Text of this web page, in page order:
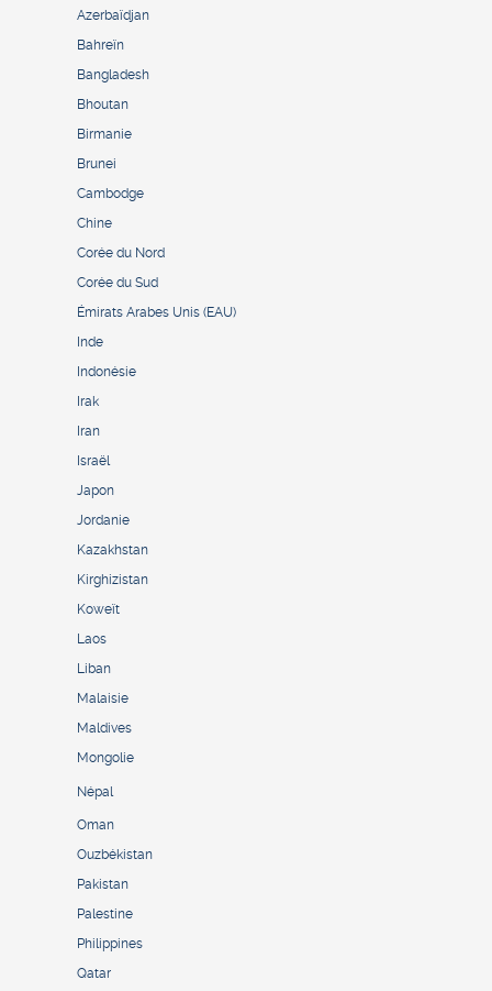
Azerbaïdjan
Bahreïn
Bangladesh
Bhoutan
Birmanie
Brunei
Cambodge
Chine
Corée du Nord
Corée du Sud
Émirats Arabes Unis (EAU)
Inde
Indonésie
Irak
Iran
Israël
Japon
Jordanie
Kazakhstan
Kirghizistan
Koweït
Laos
Liban
Malaisie
Maldives
Mongolie
Népal
Oman
Ouzbékistan
Pakistan
Palestine
Philippines
Qatar